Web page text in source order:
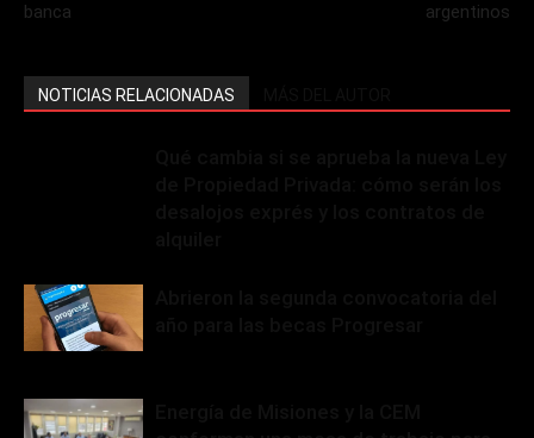
banca
argentinos
NOTICIAS RELACIONADAS